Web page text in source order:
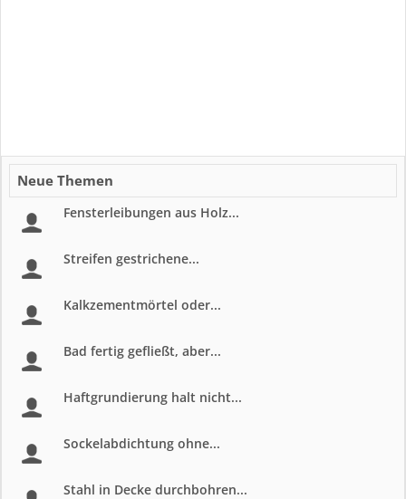
Neue Themen
Fensterleibungen aus Holz...
Streifen gestrichene...
Kalkzementmörtel oder...
Bad fertig gefließt, aber...
Haftgrundierung halt nicht...
Sockelabdichtung ohne...
Stahl in Decke durchbohren...